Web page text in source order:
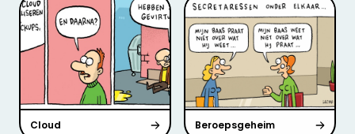
Cloud Beroepsgeheim